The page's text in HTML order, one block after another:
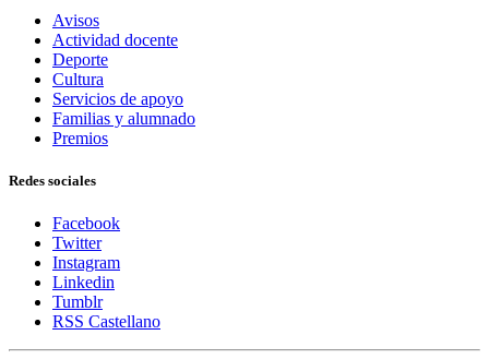
Avisos
Actividad docente
Deporte
Cultura
Servicios de apoyo
Familias y alumnado
Premios
Redes sociales
Facebook
Twitter
Instagram
Linkedin
Tumblr
RSS Castellano